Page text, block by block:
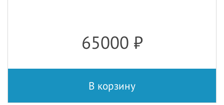
65000 ₽
В корзину